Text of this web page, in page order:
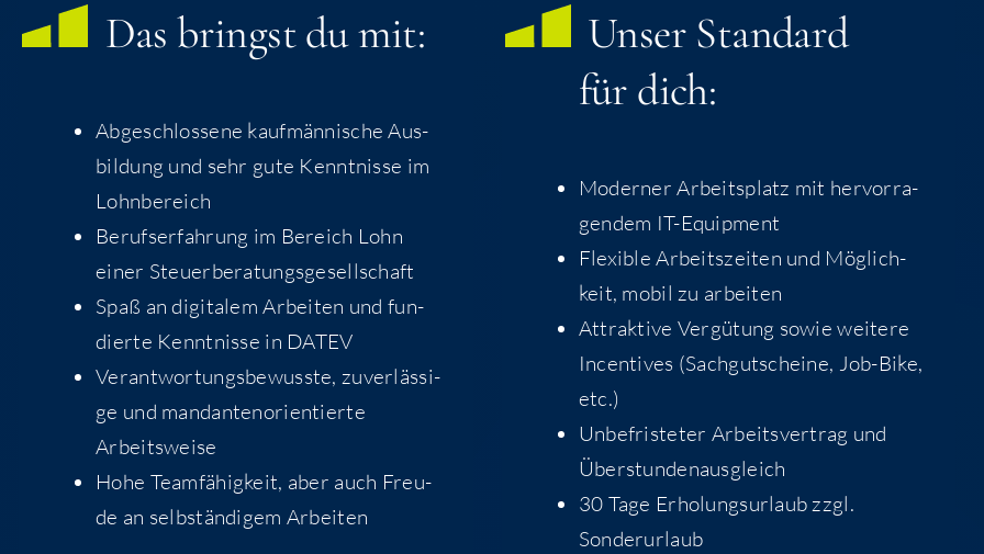
Das bringst du mit:
Abge­schlos­se­ne kauf­män­ni­sche Aus­
bil­dung und sehr gute Kennt­nis­se im
Lohnbereich
Berufs­er­fah­rung im Bereich Lohn
einer Steuerberatungsgesellschaft
Spaß an digi­ta­lem Arbei­ten und fun­
dier­te Kennt­nis­se in DATEV
Ver­ant­wor­tungs­be­wuss­te, zuver­läs­si­
ge und man­dan­ten­ori­en­tier­te
Arbeitsweise
Hohe Team­fä­hig­keit, aber auch Freu­
de an selb­stän­di­gem Arbeiten
Unser Stan­dard
für dich:
Moder­ner Arbeits­platz mit her­vor­ra­
gen­dem IT-Equipment
Fle­xi­ble Arbeits­zei­ten und Mög­lich­
keit, mobil zu arbeiten
Attrak­ti­ve Ver­gü­tung sowie wei­te­re
Incen­ti­ves (Sach­gut­schei­ne, Job-Bike,
etc.)
Unbe­fris­te­ter Arbeits­ver­trag und
Überstundenausgleich
30 Tage Erho­lungs­ur­laub zzgl.
Sonderurlaub